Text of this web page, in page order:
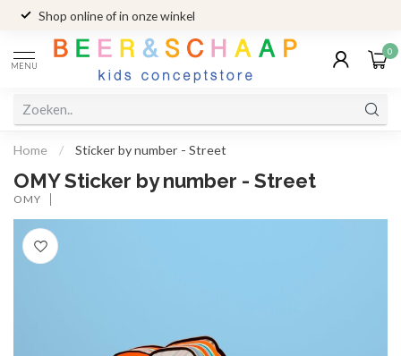
Shop online of in onze winkel
MENU
0
Home / Sticker by number - Street
OMY Sticker by number - Street
OMY